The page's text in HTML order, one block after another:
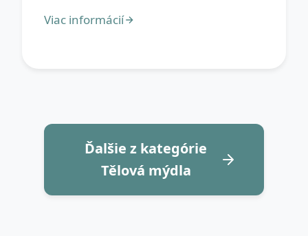
Ďalšie z kategórie
Tělová mýdla